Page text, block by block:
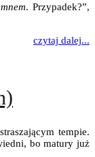
. Przypadek?”,
czytaj dalej...
tempie.
bo matury już